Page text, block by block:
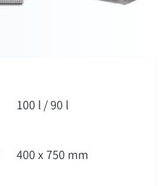
100 l / 90 l
400 x 750 mm